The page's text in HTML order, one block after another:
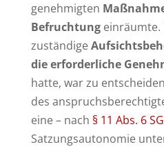
genehmigten
Befruchtungeinräumte.
zuständige
die erforderliche
hatte, war zu
des
eine – nach § 11 Abs. 6
Satzungsautonomie